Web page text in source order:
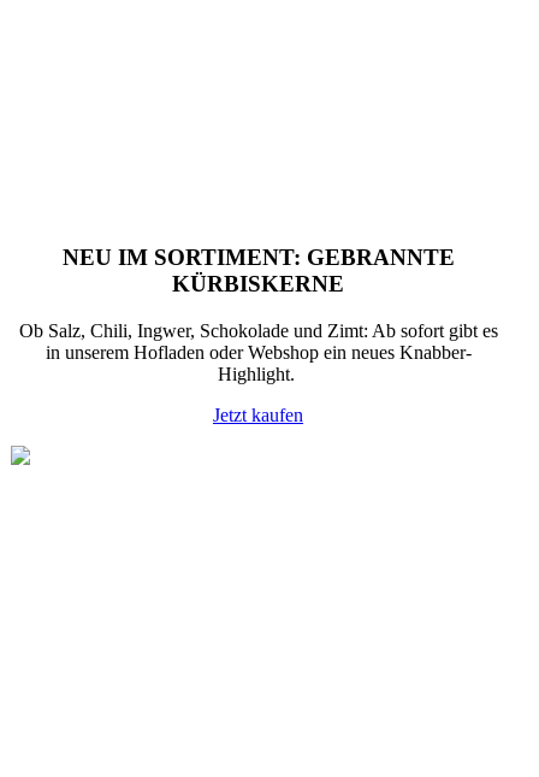
NEU IM SORTIMENT: GEBRANNTE
KÜRBISKERNE
Ob Salz, Chili, Ingwer, Schokolade und Zimt: Ab sofort gibt es
in unserem Hofladen oder Webshop ein neues Knabber-
Highlight.
Jetzt kaufen